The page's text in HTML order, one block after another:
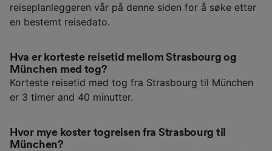
reiseplanleggeren vår på denne siden for å søke etter
en bestemt reisedato.
Hva er korteste reisetid mellom Strasbourg og
München med tog?
Korteste reisetid med tog fra Strasbourg til München
er 3 timer and 40 minutter.
Hvor mye koster togreisen fra Strasbourg til
München?